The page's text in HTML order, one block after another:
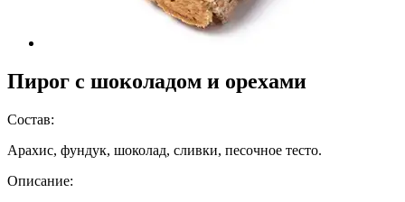
Пирог с шоколадом и орехами
Состав:
Арахис, фундук, шоколад, сливки, песочное тесто.
Описание: